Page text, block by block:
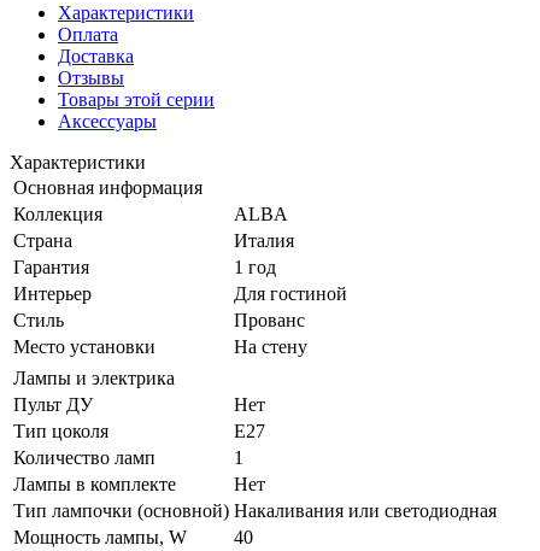
Характеристики
Оплата
Доставка
Отзывы
Товары этой серии
Аксессуары
Характеристики
Основная информация
Коллекция
ALBA
Страна
Италия
Гарантия
1 год
Интерьер
Для гостиной
Стиль
Прованс
Место установки
На стену
Лампы и электрика
Пульт ДУ
Нет
Тип цоколя
E27
Количество ламп
1
Лампы в комплекте
Нет
Тип лампочки (основной) Накаливания или светодиодная
Мощность лампы, W
40